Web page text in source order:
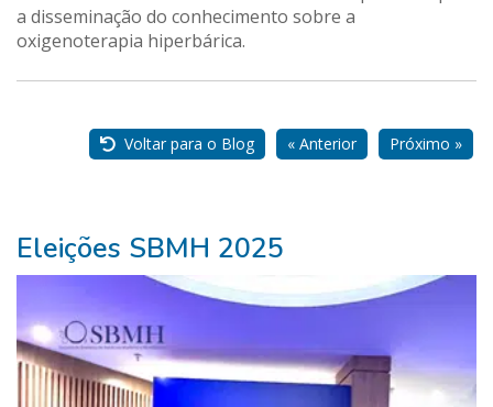
a disseminação do conhecimento sobre a
oxigenoterapia hiperbárica.
ParceirosVoltar para o Blog « Anterior Próximo »
Eleições SBMH 2025